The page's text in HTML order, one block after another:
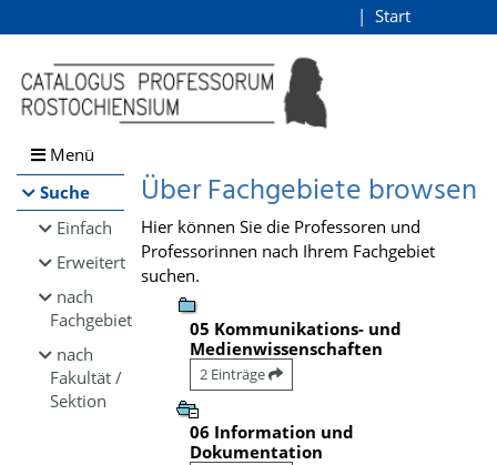
Browsen
direkt zum Inhalt
Start
Menü
Suche
Einfach
Erweitert
nach
Fachgebiet
nach
Fakultät /
Sektion
Über Fachgebiete browsen
Hier können Sie die Professoren und
Professorinnen nach Ihrem Fachgebiet
suchen.
05 Kommunikations- und
Medienwissenschaften
2 Einträge
06 Information und
Dokumentation